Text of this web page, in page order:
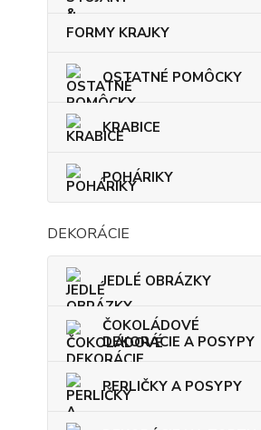
FORMY KRAJKY
OSTATNÉ POMÔCKY
KRABICE
POHÁRIKY
DEKORÁCIE
JEDLÉ OBRÁZKY
ČOKOLÁDOVÉ
DEKORÁCIE A POSYPY
PERLIČKY A POSYPY